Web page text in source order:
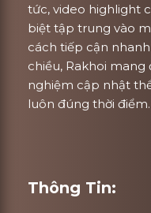
tức, video highlight
biệt tập trung vào
cách tiếp cận
chiều, Rakhoi
nghiệm cập nhật
luôn đúng thời điểm.
Thông Tin: